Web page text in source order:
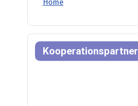
Home
Kooperationspartner